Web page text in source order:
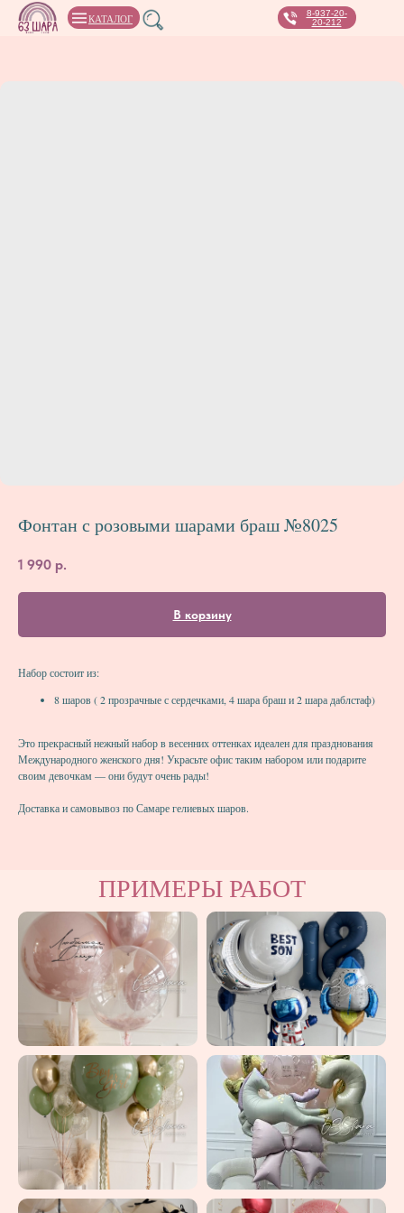
8-937-20-
20-212
КАТАЛОГ
Фонтан с розовыми шарами браш №8025
1 990 р.
В корзину
Набор состоит из:
8 шаров ( 2 прозрачные с сердечками, 4 шара браш и 2 шара даблстаф)
Это прекрасный нежный набор в весенних оттенках идеален для празднования
Международного женского дня! Украсьте офис таким набором или подарите
своим девочкам — они будут очень рады!
Доставка и самовывоз по Самаре гелиевых шаров.
ПРИМЕРЫ РАБОТ